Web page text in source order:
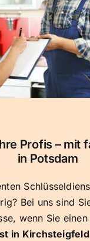
Profis – mit
in Potsdam
Bei uns sind
wenn Sie einen
in Kirchsteigfeld